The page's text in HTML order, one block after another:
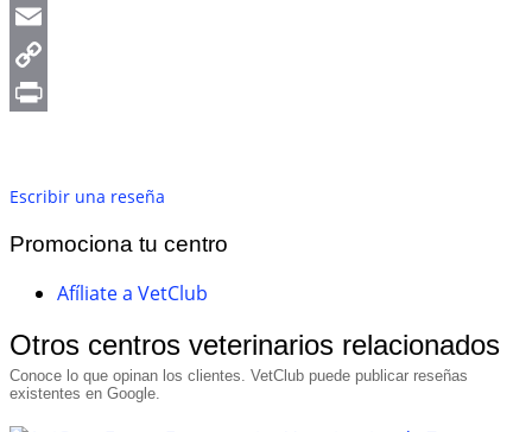
Pinterest
Email
Copy
Escribir una reseña
Promociona tu centro
Afíliate a VetClub
Otros centros veterinarios relacionados